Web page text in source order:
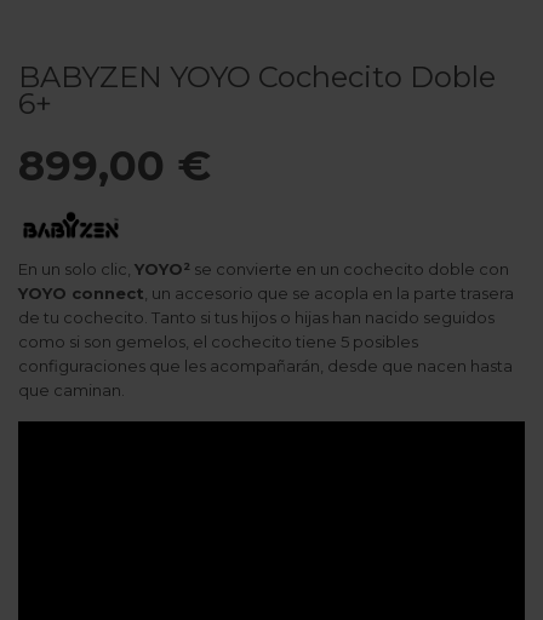
BABYZEN YOYO Cochecito Doble
6+
899,00 €
En un solo clic, YOYO² se convierte en un cochecito doble con
YOYO connect , un accesorio que se acopla en la parte trasera
de tu cochecito. Tanto si tus hijos o hijas han nacido seguidos
como si son gemelos, el cochecito tiene 5 posibles
configuraciones que les acompañarán, desde que nacen hasta
que caminan.